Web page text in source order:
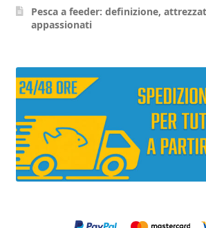
pagina
Pesca a feeder: definizione,
appassionati